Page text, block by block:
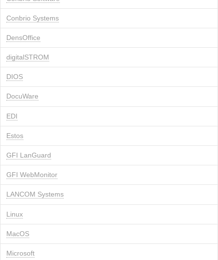
Conbrio Systems
DensOffice
digitalSTROM
DIOS
DocuWare
EDI
Estos
GFI LanGuard
GFI WebMonitor
LANCOM Systems
Linux
MacOS
Microsoft